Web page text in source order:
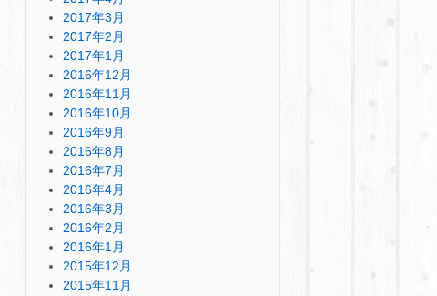
2017年3月
2017年2月
2017年1月
2016年12月
2016年11月
2016年10月
2016年9月
2016年8月
2016年7月
2016年4月
2016年3月
2016年2月
2016年1月
2015年12月
2015年11月